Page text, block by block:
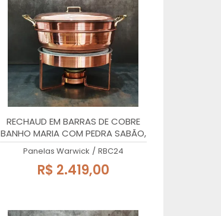
RECHAUD EM BARRAS DE COBRE
BANHO MARIA COM PEDRA SABÃO,
24x27cm, 3 Litros
Panelas Warwick / RBC24
R$ 2.419,00